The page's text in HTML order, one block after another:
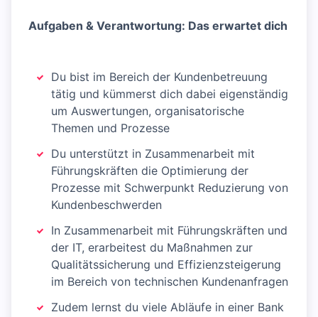
Aufgaben & Verantwortung: Das erwartet dich
Du bist im Bereich der Kundenbetreuung
tätig und kümmerst dich dabei eigenständig
um Auswertungen, organisatorische
Themen und Prozesse
Du unterstützt in Zusammenarbeit mit
Führungskräften die Optimierung der
Prozesse mit Schwerpunkt Reduzierung von
Kundenbeschwerden
In Zusammenarbeit mit Führungskräften und
der IT, erarbeitest du Maßnahmen zur
Qualitätssicherung und Effizienzsteigerung
im Bereich von technischen Kundenanfragen
Zudem lernst du viele Abläufe in einer Bank